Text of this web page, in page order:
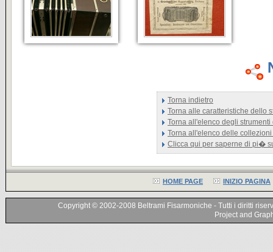
Torna indietro
Torna alle caratteristiche dello
Torna all'elenco degli
Torna all'elenco delle
Clicca qui per saperne di pi�
HOME PAGE INIZIO PAGINA
Copyright © 2002-2008 Beltrami Fisarmoniche - Tutti i diritti
Project and